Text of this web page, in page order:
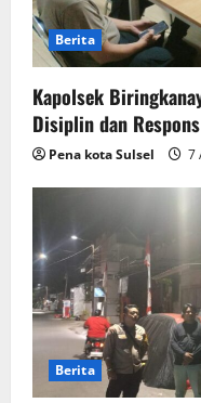
Berita
Kapolsek
Disiplin dan
Pena kota Sulsel 7
Berita